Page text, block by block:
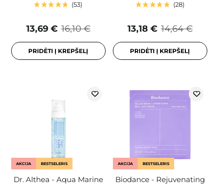
53
16,10 €
13,69 €
PRIDĖTI Į KREPŠELĮ
28
14,64 €
13,18 €
PRIDĖTI Į KREPŠELĮ
AKCIJA BESTSELERIS
Dr. Althea - Aqua Marine
AKCIJA BESTSELERIS
Biodance - Rejuvenating